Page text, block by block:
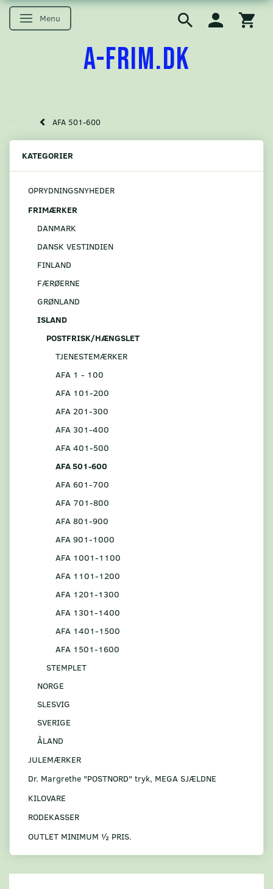
Skifte navigation
Menu
A-FRIM.DK
AFA 501-600
KATEGORIER
OPRYDNINGSNYHEDER
FRIMÆRKER
DANMARK
DANSK VESTINDIEN
FINLAND
FÆRØERNE
GRØNLAND
ISLAND
POSTFRISK/HÆNGSLET
TJENESTEMÆRKER
AFA 1 - 100
AFA 101-200
AFA 201-300
AFA 301-400
AFA 401-500
AFA 501-600
AFA 601-700
AFA 701-800
AFA 801-900
AFA 901-1000
AFA 1001-1100
AFA 1101-1200
AFA 1201-1300
AFA 1301-1400
AFA 1401-1500
AFA 1501-1600
STEMPLET
NORGE
SLESVIG
SVERIGE
ÅLAND
JULEMÆRKER
Dr. Margrethe "POSTNORD" tryk, MEGA SJÆLDNE
KILOVARE
RODEKASSER
OUTLET MINIMUM ½ PRIS.